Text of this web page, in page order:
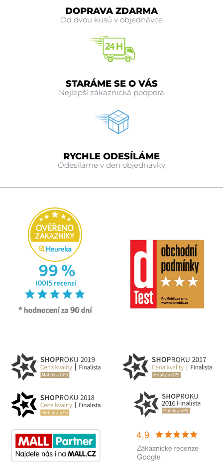
DOPRAVA ZDARMA
Od dvou kusů v objednávce
STARÁME SE O VÁS
Nejlepší zákaznická podpora
RYCHLE ODESÍLÁME
Odesíláme v den objednávky